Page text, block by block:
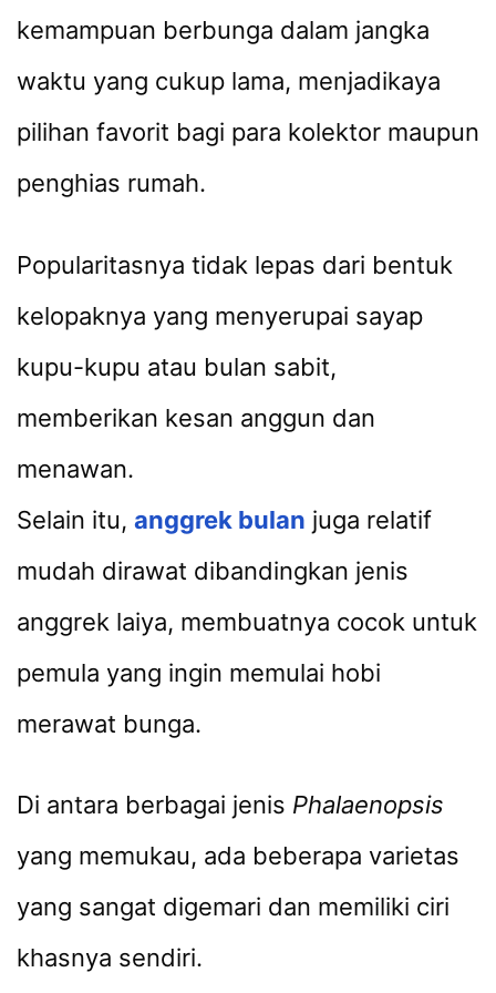
kemampuan berbunga dalam jangka
waktu yang cukup lama, menjadikaya
pilihan favorit bagi para kolektor maupun
penghias rumah.
Popularitasnya tidak lepas dari bentuk
kelopaknya yang menyerupai sayap
kupu-kupu atau bulan sabit,
memberikan kesan anggun dan
menawan.
Selain itu, anggrek bulan juga relatif
mudah dirawat dibandingkan jenis
anggrek laiya, membuatnya cocok untuk
pemula yang ingin memulai hobi
merawat bunga.
Di antara berbagai jenis Phalaenopsis
yang memukau, ada beberapa varietas
yang sangat digemari dan memiliki ciri
khasnya sendiri.